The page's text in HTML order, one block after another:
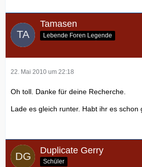
Tamasen
Lebende Foren Legende
22. Mai 2010 um 22:18
Oh toll. Danke für deine Recherche.
Lade es gleich runter. Habt ihr es schon
Duplicate Gerry
Schüler